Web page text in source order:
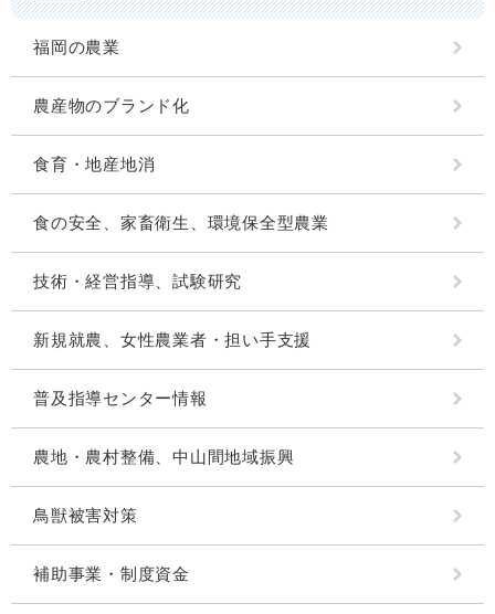
福岡の農業
農産物のブランド化
食育・地産地消
食の安全、家畜衛生、環境保全型農業
技術・経営指導、試験研究
新規就農、女性農業者・担い手支援
普及指導センター情報
農地・農村整備、中山間地域振興
鳥獣被害対策
補助事業・制度資金